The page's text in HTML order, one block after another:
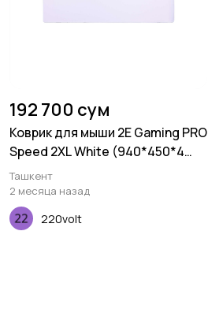
192 700 сум
Коврик для мыши 2E Gaming PRO
Speed 2XL White (940*450*4
мм)
Ташкент
2 месяца назад
220volt